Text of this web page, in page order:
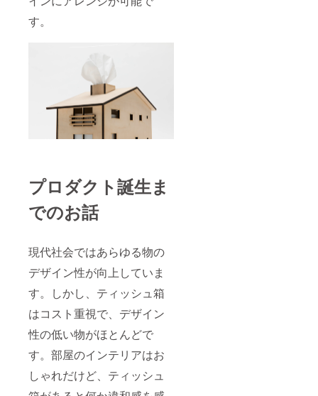
す。
プロダクト誕生ま
でのお話
現代社会ではあらゆる物の
デザイン性が向上していま
す。しかし、ティッシュ箱
はコスト重視で、デザイン
性の低い物がほとんどで
す。部屋のインテリアはお
しゃれだけど、ティッシュ